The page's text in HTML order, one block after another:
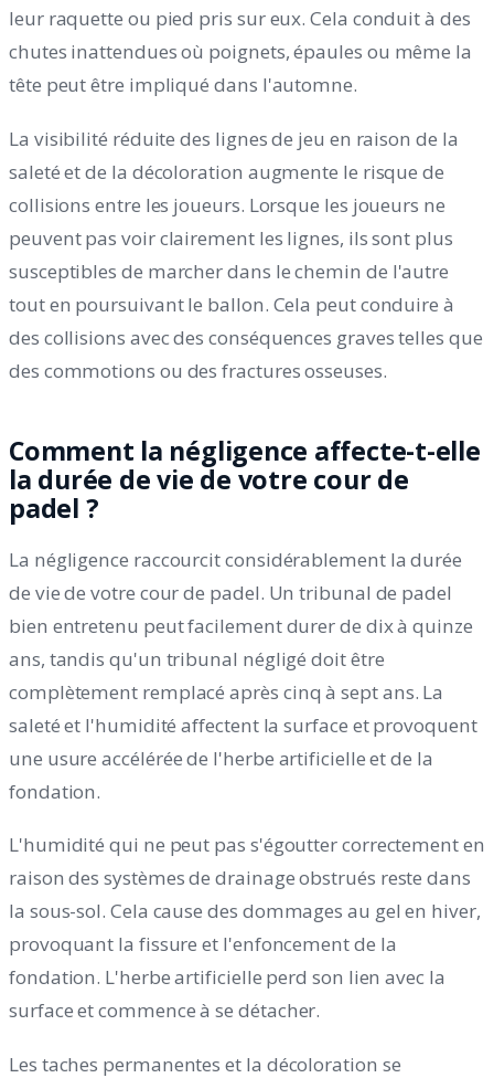
leur raquette ou pied pris sur eux. Cela conduit à des
chutes inattendues où poignets, épaules ou même la
tête peut être impliqué dans l'automne.
La visibilité réduite des lignes de jeu en raison de la
saleté et de la décoloration augmente le risque de
collisions entre les joueurs. Lorsque les joueurs ne
peuvent pas voir clairement les lignes, ils sont plus
susceptibles de marcher dans le chemin de l'autre
tout en poursuivant le ballon. Cela peut conduire à
des collisions avec des conséquences graves telles que
des commotions ou des fractures osseuses.
Comment la négligence affecte-t-elle
la durée de vie de votre cour de
padel ?
La négligence raccourcit considérablement la durée
de vie de votre cour de padel. Un tribunal de padel
bien entretenu peut facilement durer de dix à quinze
ans, tandis qu'un tribunal négligé doit être
complètement remplacé après cinq à sept ans. La
saleté et l'humidité affectent la surface et provoquent
une usure accélérée de l'herbe artificielle et de la
fondation.
L'humidité qui ne peut pas s'égoutter correctement en
raison des systèmes de drainage obstrués reste dans
la sous-sol. Cela cause des dommages au gel en hiver,
provoquant la fissure et l'enfoncement de la
fondation. L'herbe artificielle perd son lien avec la
surface et commence à se détacher.
Les taches permanentes et la décoloration se